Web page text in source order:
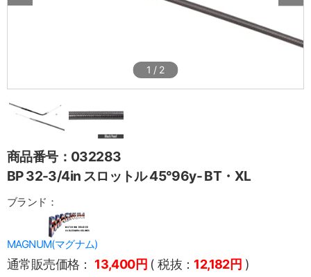
1 / 2
商品番号：032283
BP 32-3/4in スロットル 45°96y- BT・XL
ブランド：
MAGNUM(マグナム)
通常販売価格： 13,400円 ( 税抜： 12,182円 )